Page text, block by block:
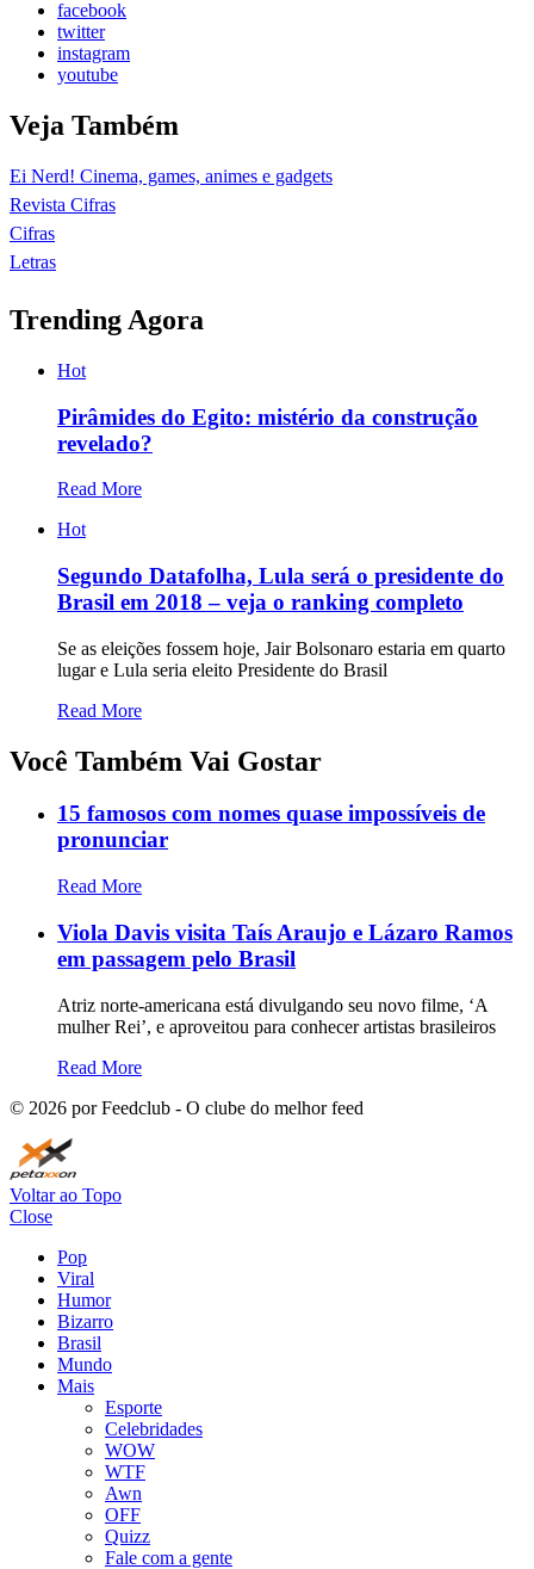
facebook
twitter
instagram
youtube
Veja Também
Ei Nerd! Cinema, games, animes e gadgets
Revista Cifras
Cifras
Letras
Trending Agora
Hot
Pirâmides do Egito: mistério da construção
revelado?
Read More
Hot
Segundo Datafolha, Lula será o presidente do
Brasil em 2018 – veja o ranking completo
Se as eleições fossem hoje, Jair Bolsonaro estaria em quarto
lugar e Lula seria eleito Presidente do Brasil
Read More
Você Também Vai Gostar
15 famosos com nomes quase impossíveis de
pronunciar
Read More
Viola Davis visita Taís Araujo e Lázaro Ramos
em passagem pelo Brasil
Atriz norte-americana está divulgando seu novo filme, ‘A
mulher Rei’, e aproveitou para conhecer artistas brasileiros
Read More
© 2026 por Feedclub - O clube do melhor feed
Voltar ao Topo
Close
Pop
Viral
Humor
Bizarro
Brasil
Mundo
Mais
Esporte
Celebridades
WOW
WTF
Awn
OFF
Quizz
Fale com a gente